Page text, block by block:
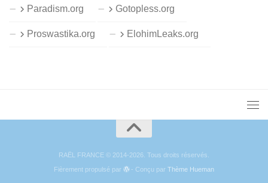
Paradism.org Gotopless.org
Proswastika.org ElohimLeaks.org
RAËL FRANCE © 2014-2026. Tous droits réservés.
Fièrement propulsé par
- Conçu parThème Hueman